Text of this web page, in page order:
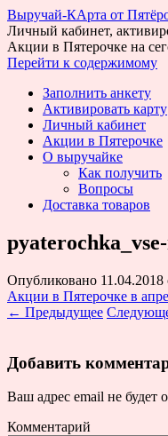
Выручай-КАрта от
Личный кабинет,
Акции в Пятерочке на
Перейти к содержимому
Заполнить анкету
Активировать карту
Личный кабинет
Акции в Пятерочке
О выручайке
Как получить
Вопросы
Доставка товаров
Опубликовано 11.04.2018
Акции в Пятерочке в
← Предыдущее
Добавить
Ваш адрес email не будет
Комментарий